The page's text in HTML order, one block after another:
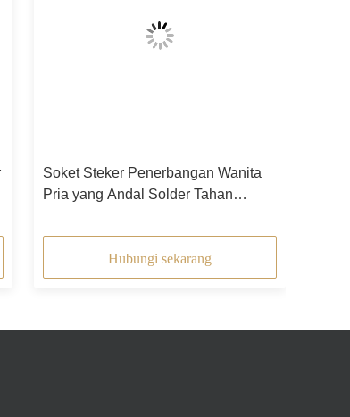
Soket Steker Penerbangan Wanita
Pria yang Andal Solder Tahan
Hubungi sekarang